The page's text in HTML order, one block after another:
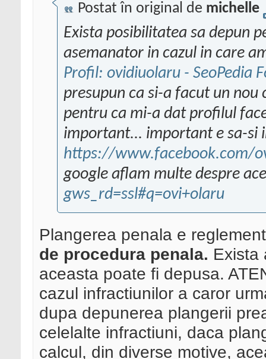
Postat în original de michelle
Exista posibilitatea sa depun
asemanator in cazul in care
Profil: ovidiuolaru - SeoPedia
presupun ca si-a facut un nou
pentru ca mi-a dat profilul
important... important e sa-si
https://www.facebook.com/
google aflam multe despre
gws_rd=ssl#q=ovi+olaru
Plangerea penala e
de procedura penala. Exista
aceasta poate fi depusa.
cazul infractiunilor a caror
dupa depunerea plangerii
celelalte infractiuni, daca
calcul, din diverse motive,